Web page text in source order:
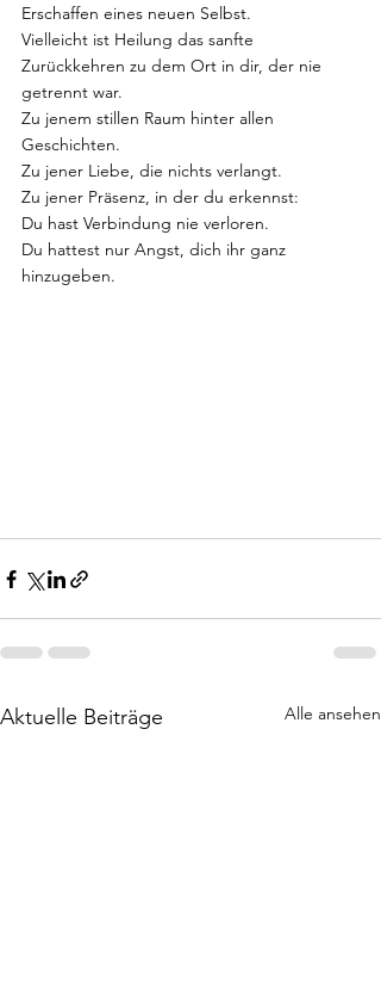
Erschaffen eines neuen Selbst.
Vielleicht ist Heilung das sanfte
Zurückkehren zu dem Ort in dir, der nie
getrennt war.
Zu jenem stillen Raum hinter allen
Geschichten.
Zu jener Liebe, die nichts verlangt.
Zu jener Präsenz, in der du erkennst:
Du hast Verbindung nie verloren.
Du hattest nur Angst, dich ihr ganz
hinzugeben.
Aktuelle Beiträge Alle ansehen